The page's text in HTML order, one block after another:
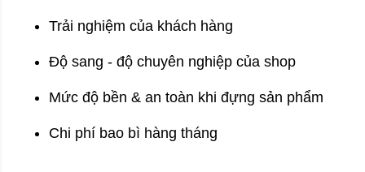
Trải nghiệm của khách hàng
Độ sang - độ chuyên nghiệp của shop
Mức độ bền & an toàn khi đựng sản phẩm
Chi phí bao bì hàng tháng